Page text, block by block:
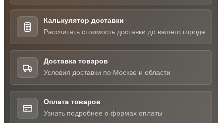
Калькулятор доставки
Рассчитать стоимость доставки до вашего города
Доставка товаров
Условия доставки по Москве и области
Оплата товаров
Узнать подробнее о формах оплаты